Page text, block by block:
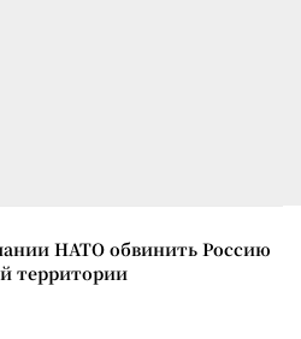
НАТО обвинить Россию
территории